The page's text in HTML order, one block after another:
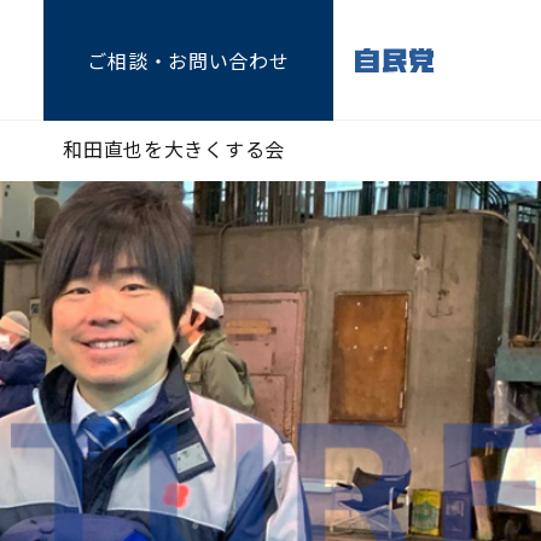
ご相談 ・お問い合わせ
和田直也を大きくする会